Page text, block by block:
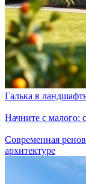
Галька в
Начните с малого:
Современная
архитектуре